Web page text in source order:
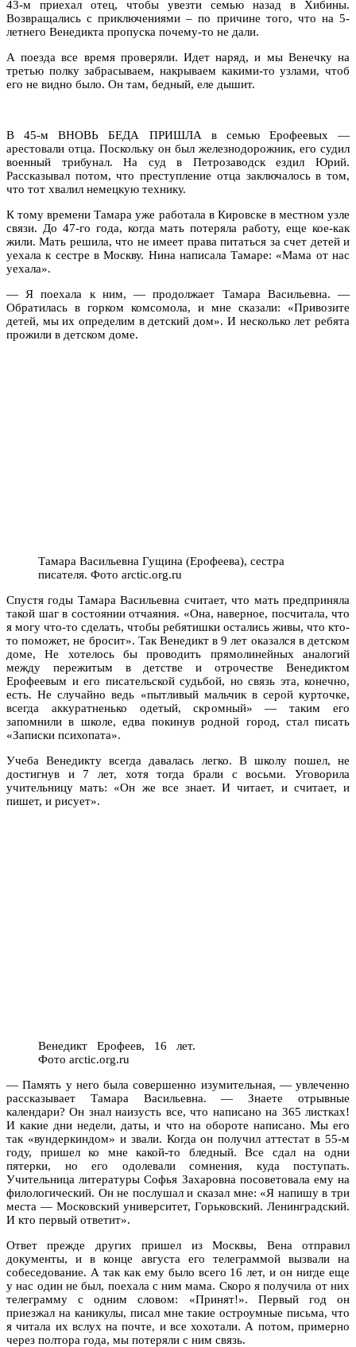
43-м приехал отец, чтобы увезти семью назад в Хибины.
Возвращались с приключениями – по причине того, что на 5-
летнего Венедикта пропуска почему-то не дали.
А поезда все время проверяли. Идет наряд, и мы Венечку на
третью полку забрасываем, накрываем какими-то узлами, чтоб
его не видно было. Он там, бедный, еле дышит.
В 45-м ВНОВЬ БЕДА ПРИШЛА в семью Ерофеевых —
арестовали отца. Поскольку он был железнодорожник, его судил
военный трибунал. На суд в Петрозаводск ездил Юрий.
Рассказывал потом, что преступление отца заключалось в том,
что тот хвалил немецкую технику.
К тому времени Тамара уже работала в Кировске в местном узле
связи. До 47-го года, когда мать потеряла работу, еще кое-как
жили. Мать решила, что не имеет права питаться за счет детей и
уехала к сестре в Москву. Нина написала Тамаре: «Мама от нас
уехала».
— Я поехала к ним, — продолжает Тамара Васильевна. —
Обратилась в горком комсомола, и мне сказали: «Привозите
детей, мы их определим в детский дом». И несколько лет ребята
прожили в детском доме.
Тамара Васильевна Гущина (Ерофеева), сестра
писателя. Фото arctic.org.ru
Спустя годы Тамара Васильевна считает, что мать предприняла
такой шаг в состоянии отчаяния. «Она, наверное, посчитала, что
я могу что-то сделать, чтобы ребятишки остались живы, что кто-
то поможет, не бросит». Так Венедикт в 9 лет оказался в детском
доме, Не хотелось бы проводить прямолинейных аналогий
между пережитым в детстве и отрочестве Венедиктом
Ерофеевым и его писательской судьбой, но связь эта, конечно,
есть. Не случайно ведь «пытливый мальчик в серой курточке,
всегда аккуратненько одетый, скромный» — таким его
запомнили в школе, едва покинув родной город, стал писать
«Записки психопата».
Учеба Венедикту всегда давалась легко. В школу пошел, не
достигнув и 7 лет, хотя тогда брали с восьми. Уговорила
учительницу мать: «Он же все знает. И читает, и считает, и
пишет, и рисует».
Венедикт Ерофеев, 16 лет.
Фото arctic.org.ru
— Память у него была совершенно изумительная, — увлеченно
рассказывает Тамара Васильевна. — Знаете отрывные
календари? Он знал наизусть все, что написано на 365 листках!
И какие дни недели, даты, и что на обороте написано. Мы его
так «вундеркиндом» и звали. Когда он получил аттестат в 55-м
году, пришел ко мне какой-то бледный. Все сдал на одни
пятерки, но его одолевали сомнения, куда поступать.
Учительница литературы Софья Захаровна посоветовала ему на
филологический. Он не послушал и сказал мне: «Я напишу в три
места — Московский университет, Горьковский. Ленинградский.
И кто первый ответит».
Ответ прежде других пришел из Москвы, Вена отправил
документы, и в конце августа его телеграммой вызвали на
собеседование. А так как ему было всего 16 лет, и он нигде еще
у нас один не был, поехала с ним мама. Скоро я получила от них
телеграмму с одним словом: «Принят!». Первый год он
приезжал на каникулы, писал мне такие остроумные письма, что
я читала их вслух на почте, и все хохотали. А потом, примерно
через полтора года, мы потеряли с ним связь.